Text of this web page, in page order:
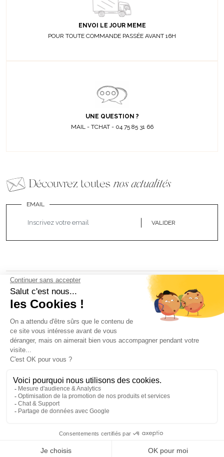
ENVOI LE JOUR MEME
POUR TOUTE COMMANDE PASSÉE AVANT 16H
UNE QUESTION ?
MAIL - TCHAT - 04 75 85 31 66
Découvrez toutes nos actualités
EMAIL
VALIDER
NOS BIJOUX
CONTACTEZ-NOUS
Atelier Aismée est aussi disponible dans d’autres pays :
Mentions Légales & CGV